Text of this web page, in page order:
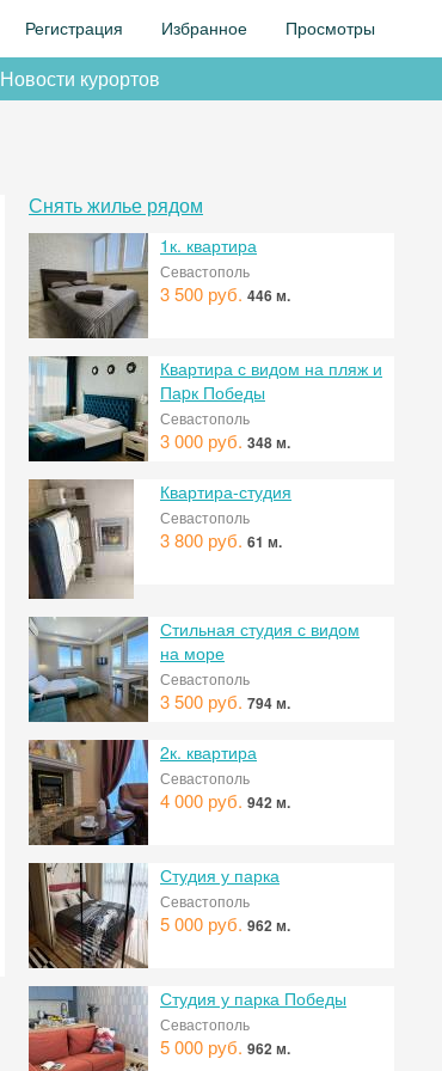
Регистрация Избранное Просмотры
Новости курортов
Снять жилье рядом
1к. квартира
Севастополь
3 500 руб. 446 м.
Квартира с видом на пляж и
Паpк Победы
Севастополь
3 000 руб. 348 м.
Квартира-студия
Севастополь
3 800 руб. 61 м.
Стильная студия с видом
на море
Севастополь
3 500 руб. 794 м.
2к. квартира
Севастополь
4 000 руб. 942 м.
Студия у парка
Севастополь
5 000 руб. 962 м.
Студия у парка Победы
Севастополь
5 000 руб. 962 м.